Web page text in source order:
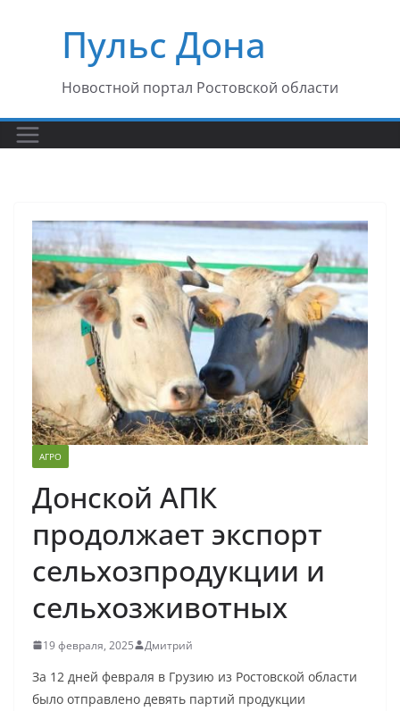
содержимомуПульс Дона
Новостной портал Ростовской области
АГРО
Донской АПК
продолжает экспорт
сельхозпродукции и
сельхозживотных
19 февраля, 2025 Дмитрий
За 12 дней февраля в Грузию из Ростовской области
было отправлено девять партий продукции